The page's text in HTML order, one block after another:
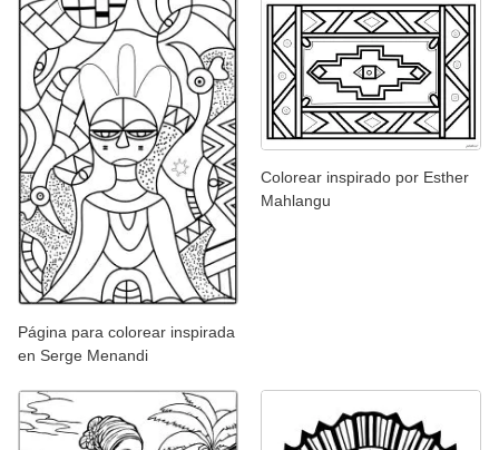
Página para colorear inspirada
en Serge Menandi
Colorear inspirado por Esther
Mahlangu